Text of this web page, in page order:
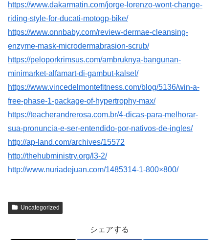
https://www.dakarmatin.com/jorge-lorenzo-wont-change-
riding-style-for-ducati-motogp-bike/
https://www.onnbaby.com/review-dermae-cleansing-
enzyme-mask-microdermabrasion-scrub/
https://peloporkrimsus.com/ambruknya-bangunan-
minimarket-alfamart-di-gambut-kalsel/
https://www.vincedelmontefitness.com/blog/5136/win-a-
free-phase-1-package-of-hypertrophy-max/
https://teacherandrerosa.com.br/4-dicas-para-melhorar-
sua-pronuncia-e-ser-entendido-por-nativos-de-ingles/
http://ap-land.com/archives/15572
http://thehubministry.org/l3-2/
http://www.nuriadejuan.com/1485314-1-800×800/
Uncategorized
シェアする